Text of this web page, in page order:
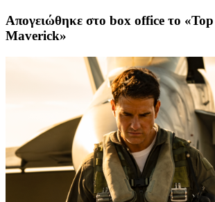
Απογειώθηκε στο box office το
Maverick»